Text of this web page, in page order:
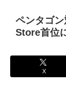
ペンタゴ
Store首位
X